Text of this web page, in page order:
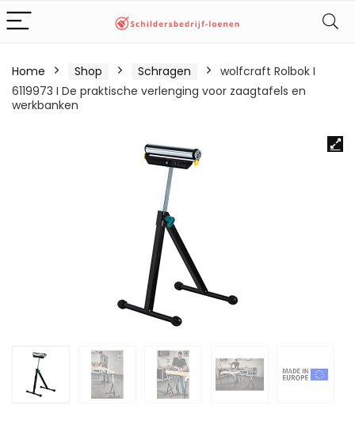
Home Shop Schragen
wolfcraft Rolbok I
6119973 I De praktische verlenging voor zaagtafels en
werkbanken